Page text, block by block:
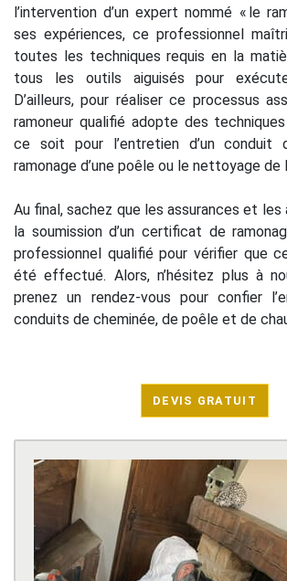
l’intervention d’un expert nommé « le
ses expériences, ce professionnel
toutes les techniques requis en la
tous les outils aiguisés pour
D’ailleurs, pour réaliser ce processus
ramoneur qualifié adopte des
ce soit pour l’entretien d’un conduit
ramonage d’une poêle ou le nettoyage de
Au final, sachez que les assurances et
la soumission d’un certificat de
professionnel qualifié pour vérifier que
été effectué. Alors, n’hésitez plus à
prenez un rendez-vous pour confier
conduits de cheminée, de poêle et de
DEVIS GRATUIT